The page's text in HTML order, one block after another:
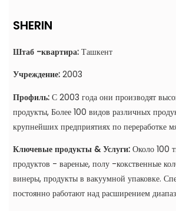
SHERIN
Штаб -квартира: Ташкент
Учреждение: 2003
Профиль: С 2003 года они производят
продукты, Более 100 видов различных
крупнейших предприятиях по переработке
Ключевые продукты & Услуги: Около 100
продуктов - вареные, полу -кокственные
винеры, продукты в вакуумной упаковке.
постоянно работают над расширением